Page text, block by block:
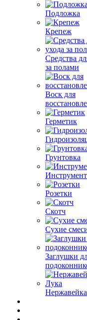
Подложка
Крепеж
Средства
за полами
Воск для
Герметик
Грунтовка
Инструмент
Розетки
Скотч
Сухие
Заглушки